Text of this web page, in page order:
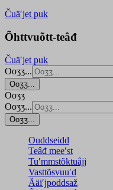
Čuäʹjet puk
Õhttvuõtt-teâđ
Čuäʹjet puk
Ooʒʒ...
Ooʒʒ...
Ooʒʒ
Ooʒʒ...
Ooʒʒ...
Ouddseidd
Teâđ meeʹst
Tuʹmmstõktuâjj
Vasttõsvuuʹd
Ääiʹjpoddsaž